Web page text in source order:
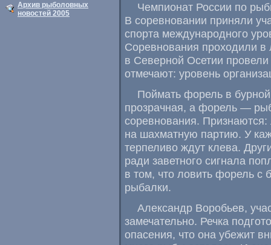
Архив рыболовных
новостей 2005
Чемпионат России по
В соревновании приняли
спорта международного
Соревнования проходили в
в Северной Осетии
отмечают: уровень
Поймать форель в
прозрачная, а форель —
соревнования.
на шахматную партию. У
терпеливо ждут клева.
ради заветного сигнала
в том, что ловить форель с
рыбалки.
Александр Воробьев,
замечательно. Речка
опасения, что она убежит